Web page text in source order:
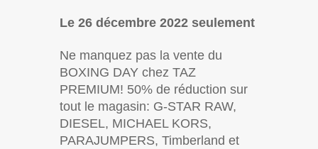
Le 26 décembre 2022 seulement
Ne manquez pas la vente du
BOXING DAY chez TAZ
PREMIUM! 50% de réduction sur
tout le magasin: G-STAR RAW,
DIESEL, MICHAEL KORS,
PARAJUMPERS, Timberland et